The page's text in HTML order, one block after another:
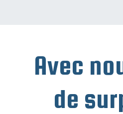
Avec
de